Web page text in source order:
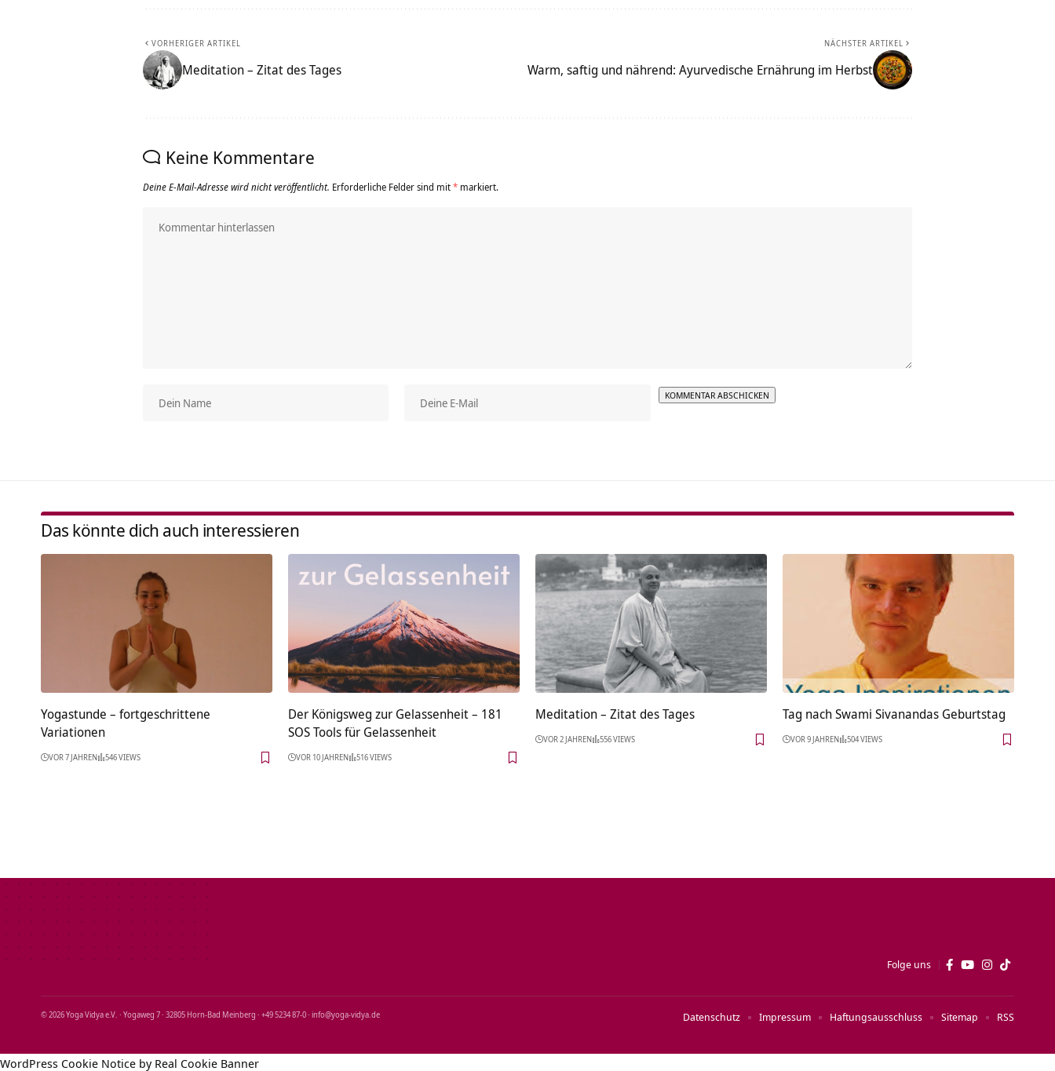
VORHERIGER ARTIKEL
Meditation – Zitat des Tages
NÄCHSTER ARTIKEL
Warm, saftig und nährend: Ayurvedische Ernährung im Herbst
Keine Kommentare
Deine E-Mail-Adresse wird nicht veröffentlicht. Erforderliche Felder sind mit* markiert.
Das könnte dich auch interessieren
Yogastunde – fortgeschrittene
Variationen
VOR 7 JAHREN 546 VIEWS
Der Königsweg zur Gelassenheit – 181
SOS Tools für Gelassenheit
VOR 10 JAHREN 516 VIEWS
Meditation – Zitat des Tages
VOR 2 JAHREN 556 VIEWS
Tag nach Swami Sivanandas Geburtstag
VOR 9 JAHREN 504 VIEWS
Folge uns
© 2026 Yoga Vidya e.V. · Yogaweg 7 · 32805 Horn‑Bad Meinberg · +49 5234 87‑0 · info@yoga‑vidya.de Datenschutz Impressum Haftungsausschluss Sitemap RSS
WordPress Cookie Notice by Real Cookie Banner